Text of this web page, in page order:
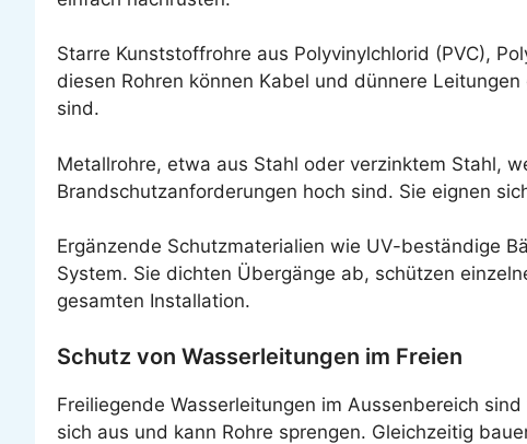
Starre Kunststoffrohre aus Polyvinylchlorid (PVC),
diesen Rohren können Kabel und dünnere
sind.
Metallrohre, etwa aus Stahl oder verzinktem Stahl,
Brandschutzanforderungen hoch sind. Sie eignen
Ergänzende Schutzmaterialien wie UV-beständige
System. Sie dichten Übergänge ab, schützen
gesamten Installation.
Schutz von Wasserleitungen im Freien
Freiliegende Wasserleitungen im Aussenbereich
sich aus und kann Rohre sprengen. Gleichzeitig